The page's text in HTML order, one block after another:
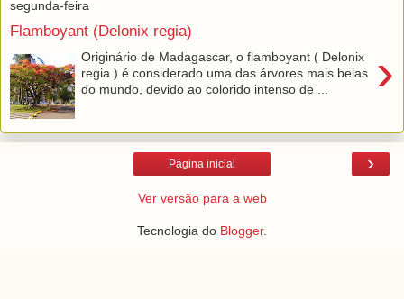
segunda-feira
Flamboyant (Delonix regia)
›
Originário de Madagascar, o flamboyant ( Delonix
regia ) é considerado uma das árvores mais belas
do mundo, devido ao colorido intenso de ...
›
Página inicial
Ver versão para a web
Tecnologia do Blogger.